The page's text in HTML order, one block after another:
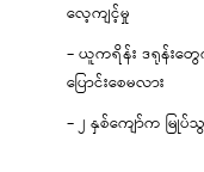
လေ့ကျင့်မှု
– ယူကရိန်း ဒရုန်း
ပြောင်းစေမလား
– ၂ နှစ်ကျော်က မြု